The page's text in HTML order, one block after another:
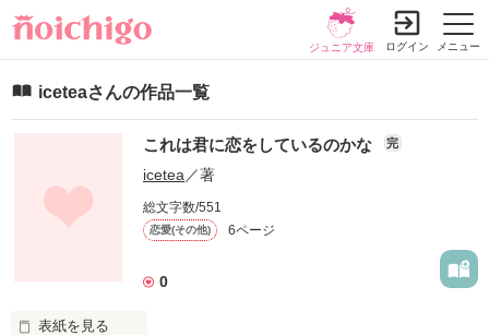
メニュー
ジュニア文庫 ログイン
iceteaさんの作品一覧
これは君に恋をしているのかな 完
icetea ／著
総文字数/551
恋愛(その他) 6ページ
0
表紙を見る